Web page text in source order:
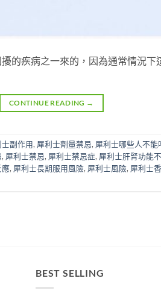
的疾病之一來的，因為通常情況下
CONTINUE READING →
副作用, 犀利士劑量禁忌, 犀利士哪些人不能
, 犀利士禁忌, 犀利士禁忌症, 犀利士肝腎功能
應, 犀利士長期服用風險, 犀利士風險, 犀利士
BEST SELLING